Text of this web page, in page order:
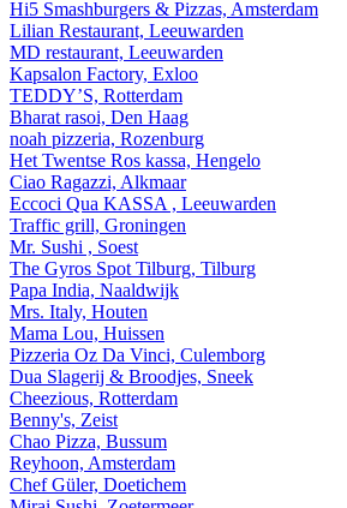
Hi5 Smashburgers & Pizzas, Amsterdam
Lilian Restaurant, Leeuwarden
MD restaurant, Leeuwarden
Kapsalon Factory, Exloo
TEDDY’S, Rotterdam
Bharat rasoi, Den Haag
noah pizzeria, Rozenburg
Het Twentse Ros kassa, Hengelo
Ciao Ragazzi, Alkmaar
Eccoci Qua KASSA , Leeuwarden
Traffic grill, Groningen
Mr. Sushi , Soest
The Gyros Spot Tilburg, Tilburg
Papa India, Naaldwijk
Mrs. Italy, Houten
Mama Lou, Huissen
Pizzeria Oz Da Vinci, Culemborg
Dua Slagerij & Broodjes, Sneek
Cheezious, Rotterdam
Benny's, Zeist
Chao Pizza, Bussum
Reyhoon, Amsterdam
Chef Güler, Doetichem